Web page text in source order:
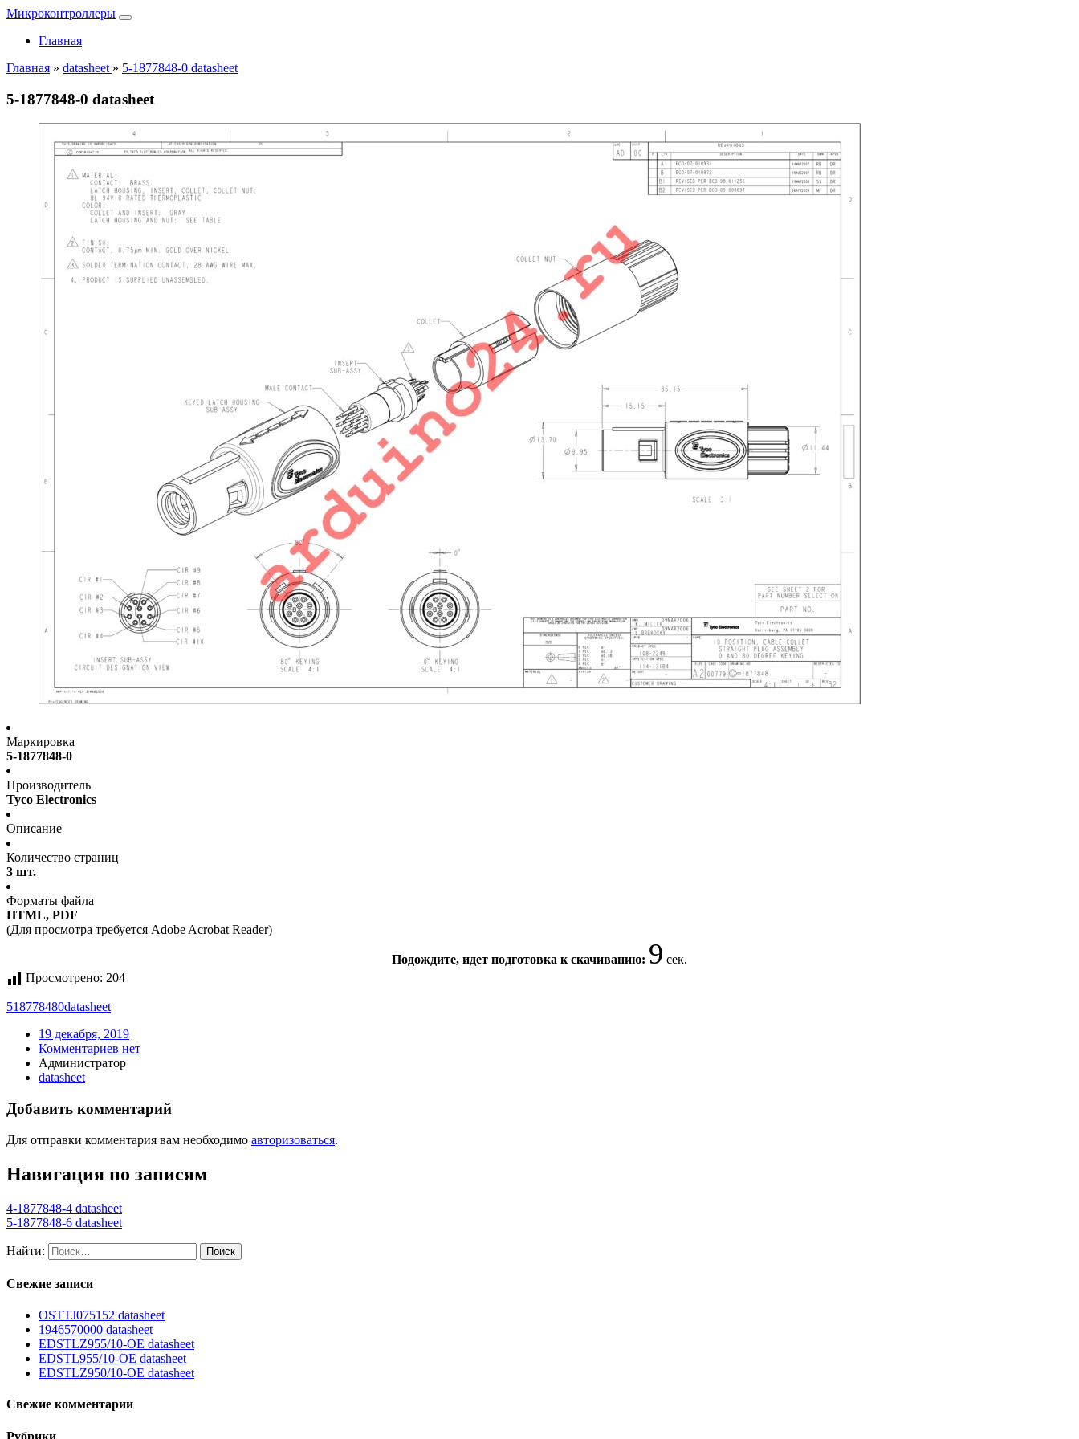
Микроконтроллеры
Главная
Главная » datasheet » 5-1877848-0 datasheet
5-1877848-0 datasheet
Маркировка
5-1877848-0
Производитель
Tyco Electronics
Описание
Количество страниц
3 шт.
Форматы файла
HTML, PDF
(Для просмотра требуется Adobe Acrobat Reader)
Подождите, идет подготовка к скачиванию: 9 сек.
Просмотрено: 204
518778480datasheet
19 декабря, 2019
Комментариев нет
Администратор
datasheet
Добавить комментарий
Для отправки комментария вам необходимо авторизоваться.
Навигация по записям
4-1877848-4 datasheet
5-1877848-6 datasheet
Найти:
Свежие записи
OSTTJ075152 datasheet
1946570000 datasheet
EDSTLZ955/10-OE datasheet
EDSTL955/10-OE datasheet
EDSTLZ950/10-OE datasheet
Свежие комментарии
Рубрики